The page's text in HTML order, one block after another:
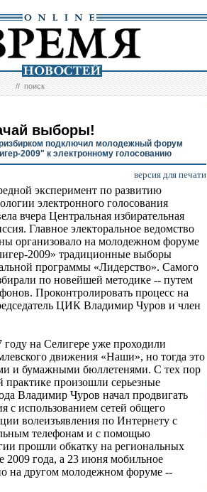
//поиск
выборы!
подключил молодежный форум
2009" к электронному голосованию
версия для печати
эксперимент по развитию
электронного голосования
вчера Центральная избирательная
Главное электоральное ведомство
организовало на молодежном форуме
2009» традиционные выборы
программы «Лидерство». Самого
по новейшей методике -- путем
Проконтролировать процесс на
ЦИК Владимир Чуров и член
на Селигере уже проходили
движения «Наши», но тогда это
и бумажными бюллетенями. С тех пор
практике произошли серьезные
Владимир Чуров начал продвигать
с использованием сетей общего
волеизъявления по Интернету с
телефонам и с помощью
прошли обкатку на региональных
2009 года, а 23 июня мобильное
на другом молодежном форуме --